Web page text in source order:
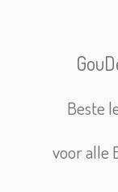
Beste
voor alle